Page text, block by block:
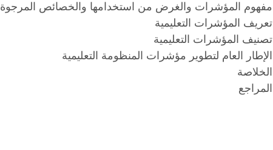
مفهوم المؤشرات والغرض من استخدامها والخصائص المرجوة
تعريف المؤشرات التعليمية
تصنيف المؤشرات التعليمية
الإطار العام لتطوير مؤشرات المنظومة التعليمية
الخلاصة
المراجع